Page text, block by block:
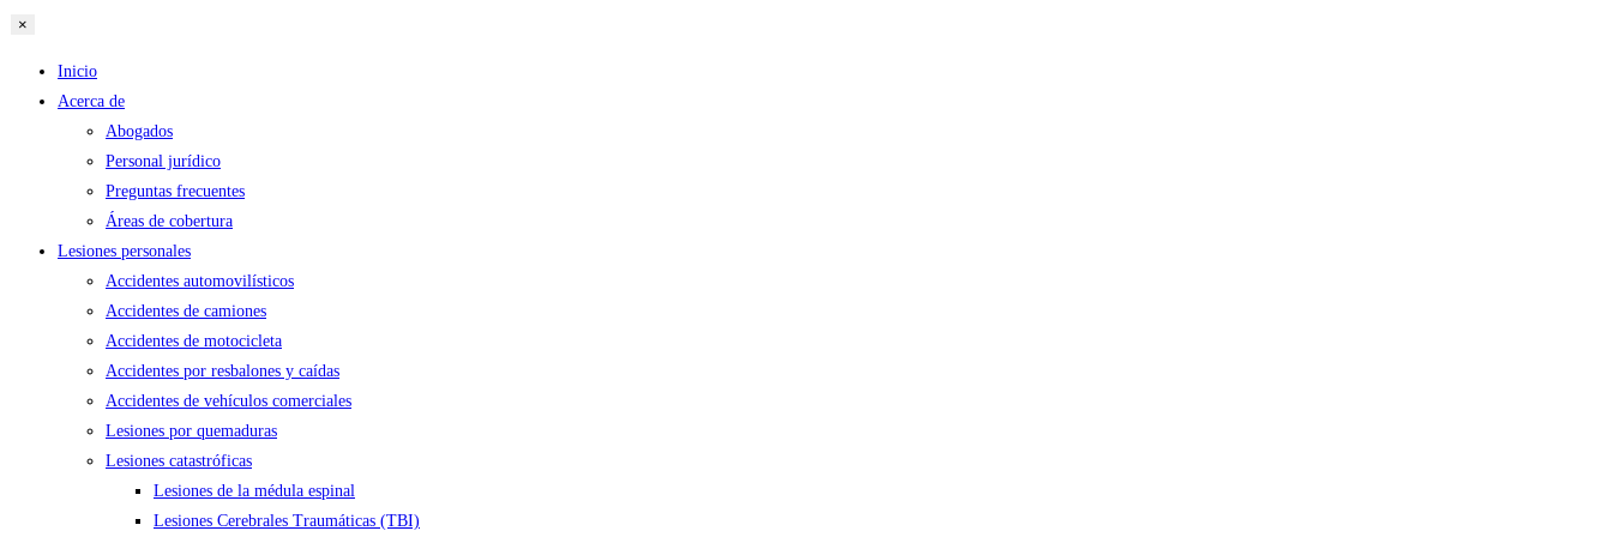
×
Inicio
Acerca de
Abogados
Personal jurídico
Preguntas frecuentes
Áreas de cobertura
Lesiones personales
Accidentes automovilísticos
Accidentes de camiones
Accidentes de motocicleta
Accidentes por resbalones y caídas
Accidentes de vehículos comerciales
Lesiones por quemaduras
Lesiones catastróficas
Lesiones de la médula espinal
Lesiones Cerebrales Traumáticas (TBI)